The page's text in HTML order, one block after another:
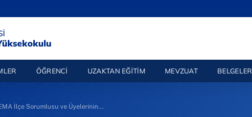
(YENI SEKMEDE AÇILIR)
ÖĞRENCI UZAKTAN EĞITIM MEVZUAT BELGELER
İlçe Sorumlusu ve Üyelerinin...